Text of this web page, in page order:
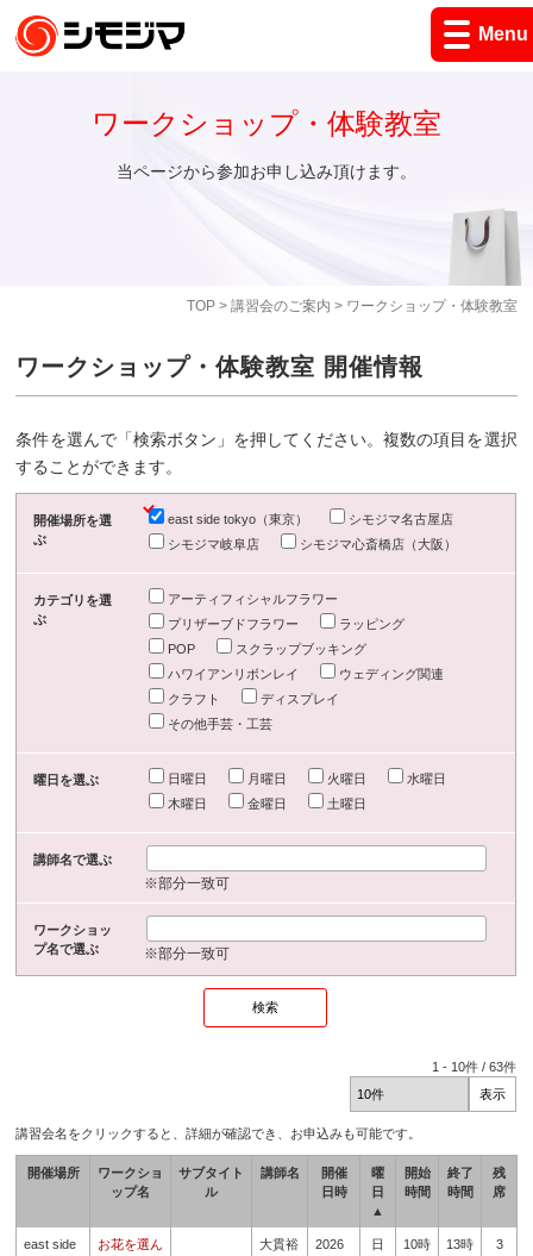
Menu
TOP> 講習会のご案内 > ワークショップ・体験教室
ワークショップ・体験教室
当ページから参加お申し込み頂けます。
ワークショップ・体験教室 開催情報
条件を選んで「検索ボタン」を押してください。複数の項目を選択
することができます。
開催場所を選
ぶ
east side tokyo（東京）
シモジマ名古屋店
シモジマ岐阜店
シモジマ心斎橋店（大阪）
カテゴリを選
ぶ
アーティフィシャルフラワー
プリザーブドフラワー
ラッピング
POP
スクラップブッキング
ハワイアンリボンレイ
ウェディング関連
クラフト
ディスプレイ
その他手芸・工芸
曜日を選ぶ 日曜日 月曜日 火曜日
水曜日
木曜日
金曜日 土曜日
講師名で選ぶ
※部分一致可
ワークショッ
プ名で選ぶ
※部分一致可
1 - 10件 /63件
講習会名をクリックすると、詳細が確認でき、お申込みも可能です。
開催場所
ワークショ
ップ名
サブタイト
ル
講師名
開催
日時
曜
日
▲
開始
時間
終了
時間
残
席
east side
お花を選ん
大貫裕
2026
日
10時
13時
3